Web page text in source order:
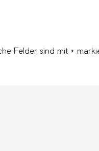
Felder sind mit *